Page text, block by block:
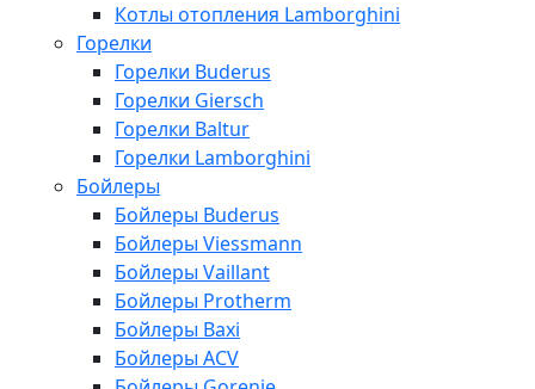
Котлы отопления Lamborghini
Горелки
Горелки Buderus
Горелки Giersch
Горелки Baltur
Горелки Lamborghini
Бойлеры
Бойлеры Buderus
Бойлеры Viessmann
Бойлеры Vaillant
Бойлеры Protherm
Бойлеры Baxi
Бойлеры ACV